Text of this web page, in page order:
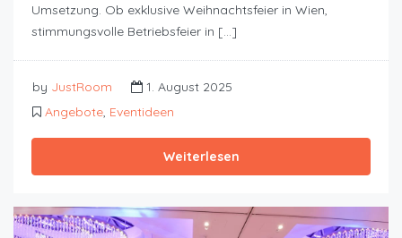
Umsetzung. Ob exklusive Weihnachtsfeier in Wien,
stimmungsvolle Betriebsfeier in […]
by JustRoom
1. August 2025
Angebote, Eventideen
Weiterlesen